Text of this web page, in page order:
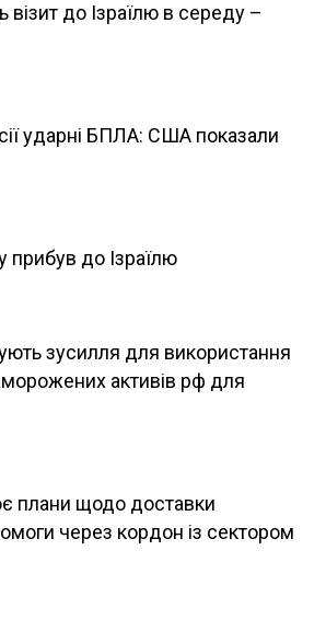
візит до Ізраїлю в середу –
ударні БПЛА: США показали
прибув до Ізраїлю
зусилля для використання
активів рф для
плани щодо доставки
через кордон із сектором